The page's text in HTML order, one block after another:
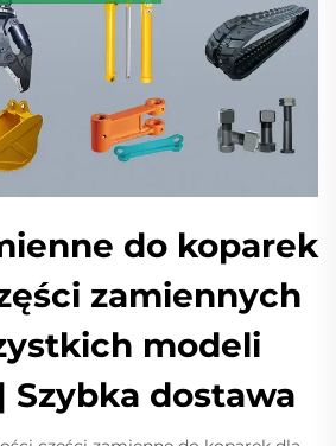
do koparek
zamiennych
modeli
Szybka dostawa